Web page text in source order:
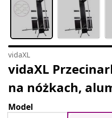
vidaXL
vidaXL
na nóżkach,
Model